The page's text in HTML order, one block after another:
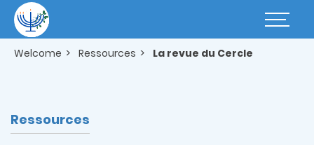
main
content
Basculer
Welcome Ressources La revue du Cercle
Ressources